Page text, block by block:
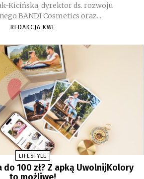
Kicińska, dyrektor ds. rozwoju
BANDI Cosmetics oraz...
REDAKCJA KWL
LIFESTYLE
do 100 zł? Z apką UwolnijKolory